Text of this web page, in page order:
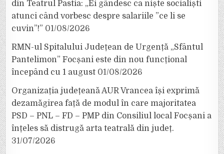
din Teatrul Pastia: „Ei gândesc ca niște socialiști
atunci când vorbesc despre salariile ”ce li se
cuvin”!” 01/08/2026
RMN-ul Spitalului Județean de Urgență „Sfântul
Pantelimon” Focșani este din nou funcțional
începând cu 1 august 01/08/2026
Organizația județeană AUR Vrancea își exprimă
dezamăgirea față de modul în care majoritatea
PSD – PNL – FD – PMP din Consiliul local Focșani a
înțeles să distrugă arta teatrală din județ.
31/07/2026